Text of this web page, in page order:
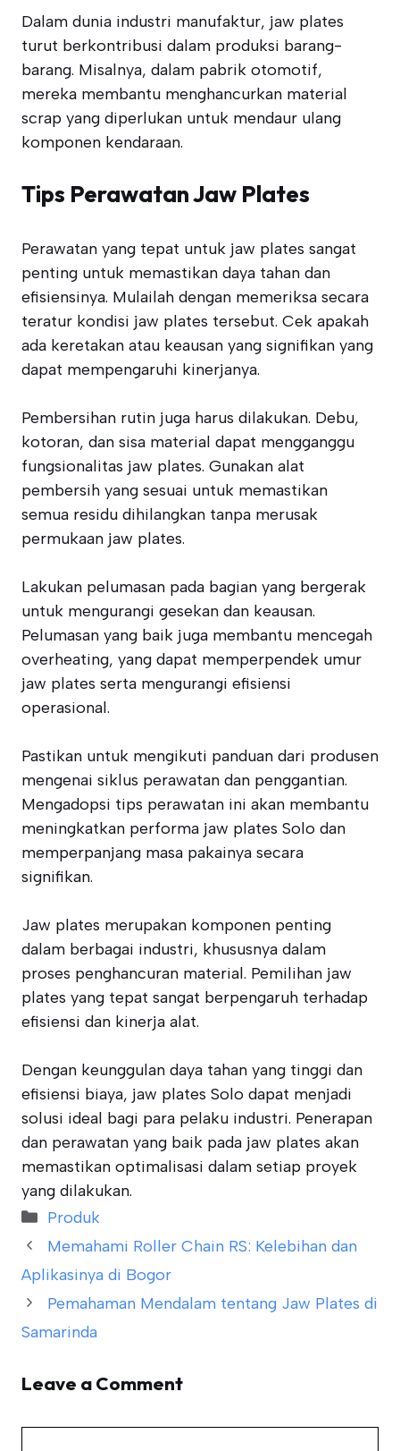
Dalam dunia industri manufaktur, jaw plates
turut berkontribusi dalam produksi barang-
barang. Misalnya, dalam pabrik otomotif,
mereka membantu menghancurkan material
scrap yang diperlukan untuk mendaur ulang
komponen kendaraan.
Tips Perawatan Jaw Plates
Perawatan yang tepat untuk jaw plates sangat
penting untuk memastikan daya tahan dan
efisiensinya. Mulailah dengan memeriksa secara
teratur kondisi jaw plates tersebut. Cek apakah
ada keretakan atau keausan yang signifikan yang
dapat mempengaruhi kinerjanya.
Pembersihan rutin juga harus dilakukan. Debu,
kotoran, dan sisa material dapat mengganggu
fungsionalitas jaw plates. Gunakan alat
pembersih yang sesuai untuk memastikan
semua residu dihilangkan tanpa merusak
permukaan jaw plates.
Lakukan pelumasan pada bagian yang bergerak
untuk mengurangi gesekan dan keausan.
Pelumasan yang baik juga membantu mencegah
overheating, yang dapat memperpendek umur
jaw plates serta mengurangi efisiensi
operasional.
Pastikan untuk mengikuti panduan dari produsen
mengenai siklus perawatan dan penggantian.
Mengadopsi tips perawatan ini akan membantu
meningkatkan performa jaw plates Solo dan
memperpanjang masa pakainya secara
signifikan.
Jaw plates merupakan komponen penting
dalam berbagai industri, khususnya dalam
proses penghancuran material. Pemilihan jaw
plates yang tepat sangat berpengaruh terhadap
efisiensi dan kinerja alat.
Dengan keunggulan daya tahan yang tinggi dan
efisiensi biaya, jaw plates Solo dapat menjadi
solusi ideal bagi para pelaku industri. Penerapan
dan perawatan yang baik pada jaw plates akan
memastikan optimalisasi dalam setiap proyek
yang dilakukan.
Categories
Produk
Memahami Roller Chain RS: Kelebihan dan
Aplikasinya di Bogor
Pemahaman Mendalam tentang Jaw Plates di
Samarinda
Leave a Comment